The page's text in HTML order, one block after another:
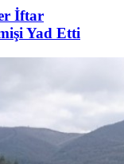
İftar
Yad Etti